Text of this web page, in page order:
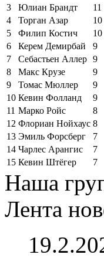
3
Юлиан Брандт
11
4
Торган Азар
10
5
Филип Костич
10
6
Керем Демирбай
9
7
Себастьен Аллер 9
8
Макс Крузе
9
9
Томас Мюллер
9
10 Кевин Фолланд
9
11 Марко Ройс
8
12 Флориан Нойхаус 8
13 Эмиль Форсберг
7
14 Чарлес Арангис
7
15 Кевин Штёгер 7
Наша
Лента